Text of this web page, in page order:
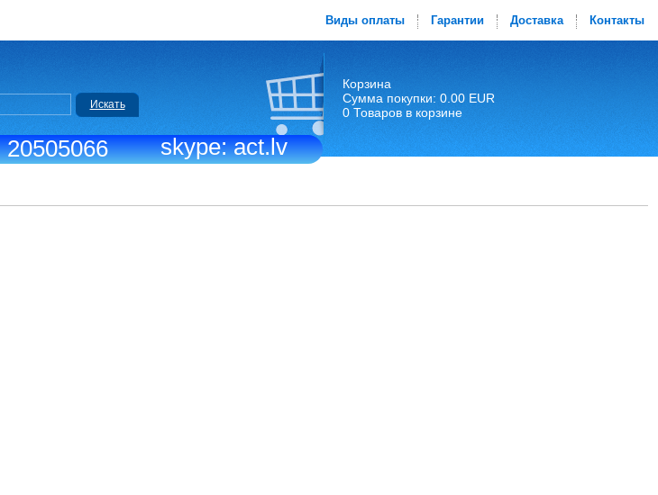
20505066 skype: act.lv
Виды оплаты Гарантии Доставка Контакты
Искать
Корзина
Сумма покупки: 0.00 EUR
0 Товаров в корзине